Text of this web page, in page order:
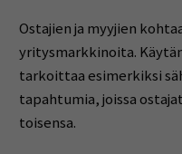
Ostajien ja myyjien
yritysmarkkinoita.
tarkoittaaesimerkiksi
tapahtumia, joissa
toisensa.